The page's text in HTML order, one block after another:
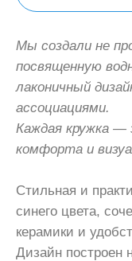
Мы создали не
посвященную
лаконичный
ассоциациями.
Каждая кружка —
комфорта и
Стильная и
синего цвета,
керамики и
Дизайн построен